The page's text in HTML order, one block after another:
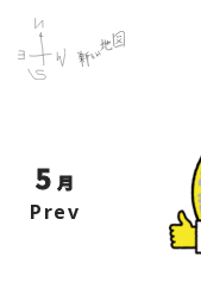
NEWS
SCHEDULE
5 月
Prev